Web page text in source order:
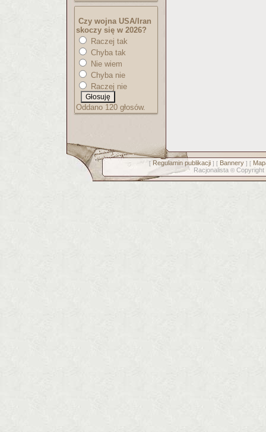
Czy wojna USA/Iran
skoczy się w 2026?
Raczej tak
Chyba tak
Nie wiem
Chyba nie
Raczej nie
Oddano 120 głosów.
[ Regulamin publikacji] [ Bannery] [
Racjonalista © Copyright